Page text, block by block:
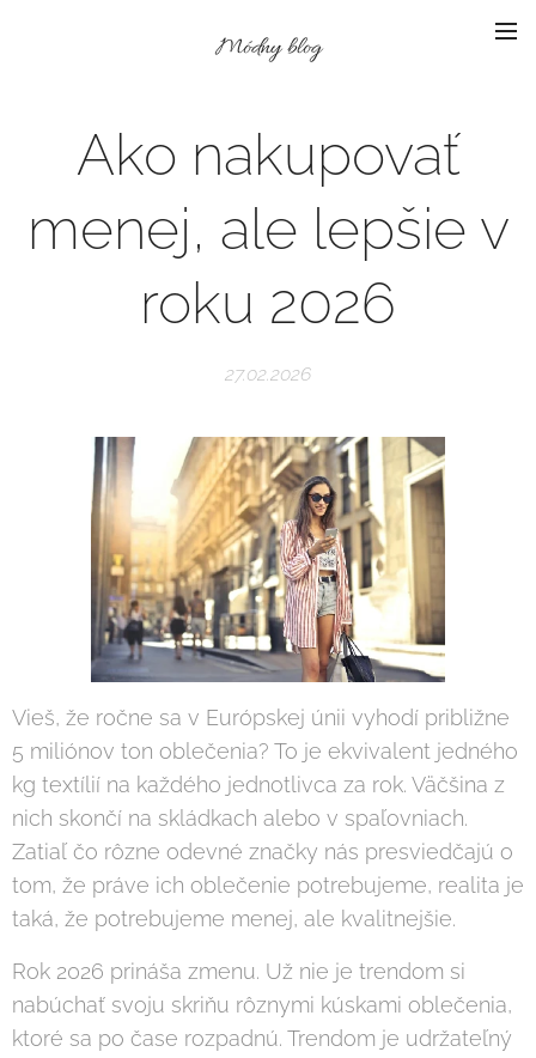
Módny blog
Ako nakupovať
menej, ale lepšie v
roku 2026
27.02.2026
Vieš, že ročne sa v Európskej únii vyhodí približne
5 miliónov ton oblečenia? To je ekvivalent jedného
kg textílií na každého jednotlivca za rok. Väčšina z
nich skončí na skládkach alebo v spaľovniach.
Zatiaľ čo rôzne odevné značky nás presviedčajú o
tom, že práve ich oblečenie potrebujeme, realita je
taká, že potrebujeme menej, ale kvalitnejšie.
Rok 2026 prináša zmenu. Už nie je trendom si
nabúchať svoju skriňu rôznymi kúskami oblečenia,
ktoré sa po čase rozpadnú. Trendom je udržateľný